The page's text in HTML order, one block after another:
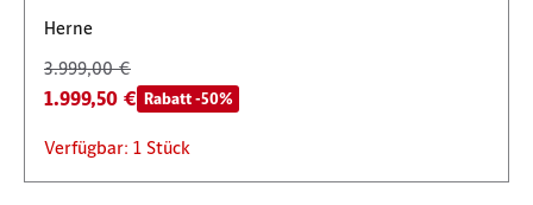
Herne
3.999,00 €
1.999,50 € Rabatt -50%
Verfügbar: 1 Stück